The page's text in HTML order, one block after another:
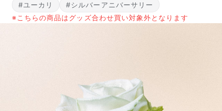
#ユーカリ
#シルバーアニバーサリー
※こちらの商品はグッズ合わせ買い対象外となります